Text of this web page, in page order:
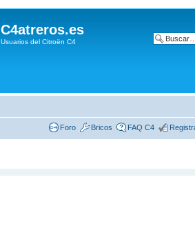
C4atreros.es
Usuarios del Citroën C4
Foro Bricos FAQ C4